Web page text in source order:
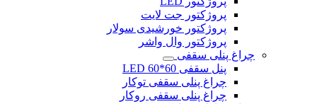
پروژکتور جت لایت
پروژکتور خورشیدی سولار
پروژکتور وال واشر
چراغ پنلی سقفی
پنل سقفی 60*60 LED
چراغ پنلی سقفی توکار
چراغ پنلی سقفی روکار